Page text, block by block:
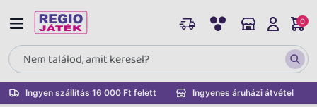
Ingyen szállítás 16 000 Ft felett Ingyenes áruházi átvétel
0